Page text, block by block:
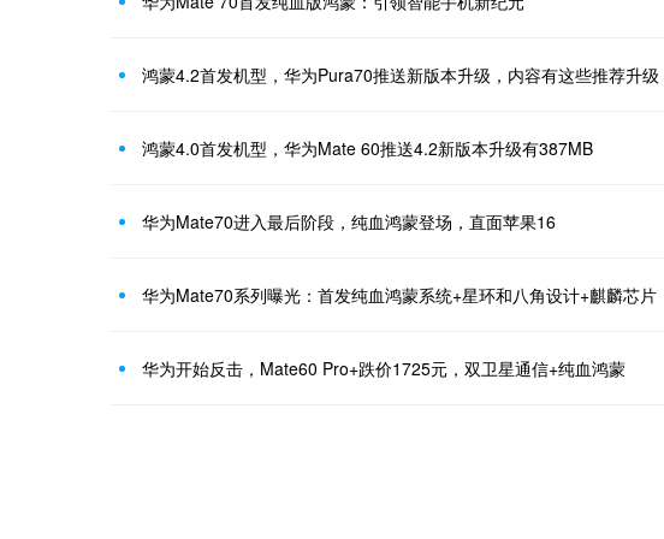
鸿蒙4.2首发机型，华为Pura70推送新版本升级，内容有这些推荐升级
鸿蒙4.0首发机型，华为Mate 60推送4.2新版本升级有387MB
华为Mate70进入最后阶段，纯血鸿蒙登场，直面苹果16
华为Mate70系列曝光：首发纯血鸿蒙系统+星环和八角设计+麒麟芯片
华为开始反击，Mate60 Pro+跌价1725元，双卫星通信+纯血鸿蒙